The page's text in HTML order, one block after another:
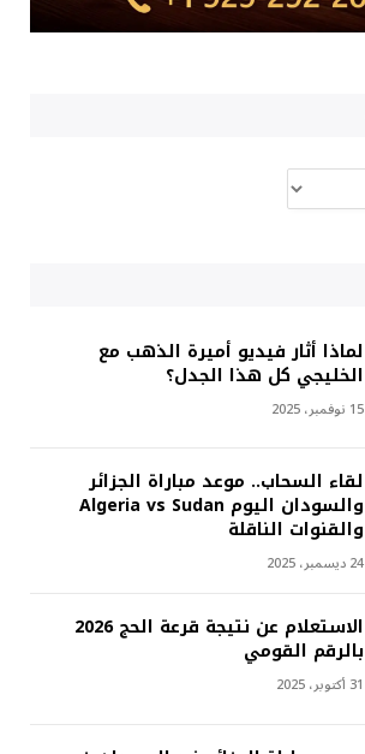
لماذا أثار فيديو أميرة الذهب مع
الخليجي كل هذا الجدل؟
15 نوفمبر، 2025
لقاء السحاب.. موعد مباراة الجزائر
والسودان اليوم Algeria vs Sudan
والقنوات الناقلة
24 ديسمبر، 2025
الاستعلام عن نتيجة قرعة الحج 2026
بالرقم القومي
31 أكتوبر، 2025